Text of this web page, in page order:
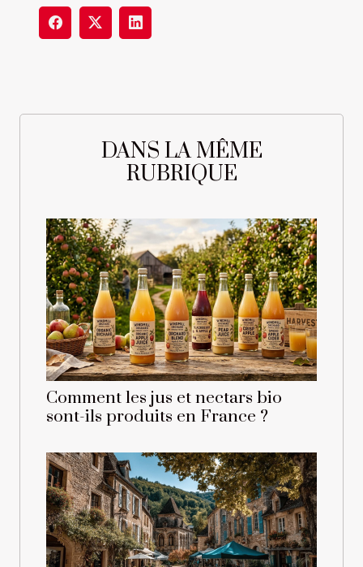
DANS LA MÊME
RUBRIQUE
Comment les jus et nectars bio
sont-ils produits en France ?